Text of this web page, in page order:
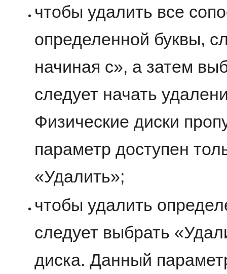
чтобы удалить все
определенной буквы,
начиная с», а затем
следует начать
Физические диски
параметр доступен
«Удалить»;
чтобы удалить
следует выбрать
диска. Данный